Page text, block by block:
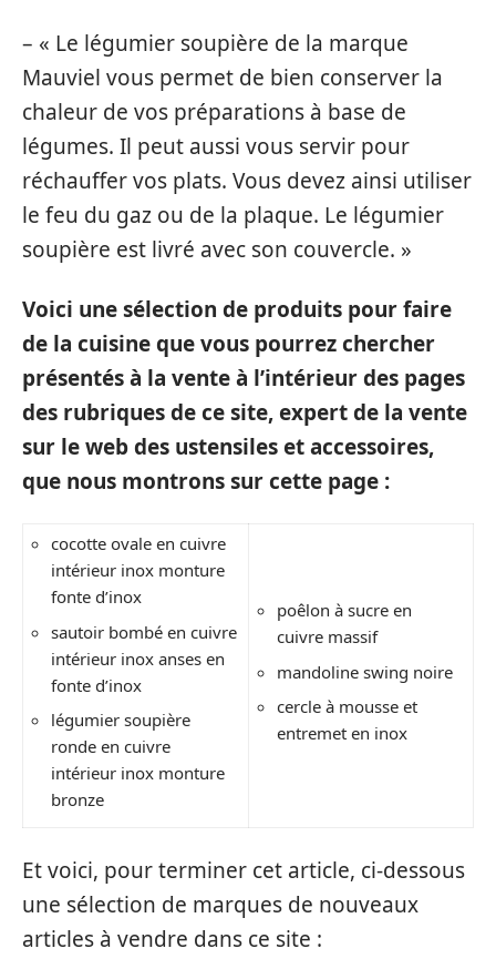
– « Le légumier soupière de la marque
Mauviel vous permet de bien conserver la
chaleur de vos préparations à base de
légumes. Il peut aussi vous servir pour
réchauffer vos plats. Vous devez ainsi utiliser
le feu du gaz ou de la plaque. Le légumier
soupière est livré avec son couvercle. »
Voici une sélection de produits pour faire
de la cuisine que vous pourrez chercher
présentés à la vente à l’intérieur des pages
des rubriques de ce site, expert de la vente
sur le web des ustensiles et accessoires,
que nous montrons sur cette page :
cocotte ovale en cuivre
intérieur inox monture
fonte d’inox
sautoir bombé en cuivre
intérieur inox anses en
fonte d’inox
légumier soupière
ronde en cuivre
intérieur inox monture
bronze
poêlon à sucre en
cuivre massif
mandoline swing noire
cercle à mousse et
entremet en inox
Et voici, pour terminer cet article, ci-dessous
une sélection de marques de nouveaux
articles à vendre dans ce site :